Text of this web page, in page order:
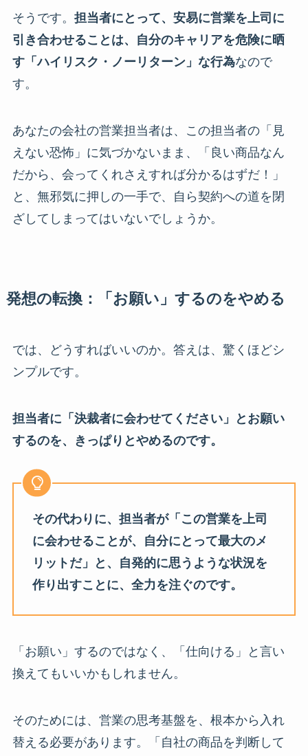
そうです。 担当者にとって、安易に営業を上司に
引き合わせることは、自分のキャリアを危険に晒
す「ハイリスク・ノーリターン」な行為なので
す。
あなたの会社の営業担当者は、この担当者の「見
えない恐怖」に気づかないまま、「良い商品なん
だから、会ってくれさえすれば分かるはずだ！」
と、無邪気に押しの一手で、自ら契約への道を閉
ざしてしまってはいないでしょうか。
発想の転換：「お願い」するのをやめる
では、どうすればいいのか。答えは、驚くほどシ
ンプルです。
担当者に「決裁者に会わせてください」とお願い
するのを、きっぱりとやめるのです。
その代わりに、担当者が「この営業を上司
に会わせることが、自分にとって最大のメ
リットだ」と、自発的に思うような状況を
作り出すことに、全力を注ぐのです。
「お願い」するのではなく、「仕向ける」と言い
換えてもいいかもしれません。
そのためには、営業の思考基盤を、根本から入れ
替える必要があります。「自社の商品を判断して